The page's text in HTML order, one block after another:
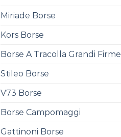
Miriade Borse
Kors Borse
Borse A Tracolla Grandi Firme
Stileo Borse
V73 Borse
Borse Campomaggi
Gattinoni Borse